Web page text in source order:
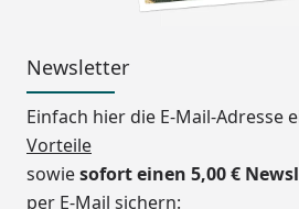
Windbeständigkeit
Schneelast
137 kg/
Erhältliche Farben
Newsletter
Einfach hier die E-Mail-Adresse
Vorteile
sowiesofort einen 5,00 €
per E-Mail sichern: